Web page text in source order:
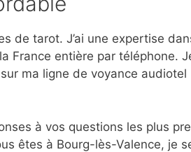
de tarot. J’ai une expertise
France entière par téléphone.
ma ligne de voyance audiotel
à vos questions les plus
êtes à Bourg-lès-Valence, je